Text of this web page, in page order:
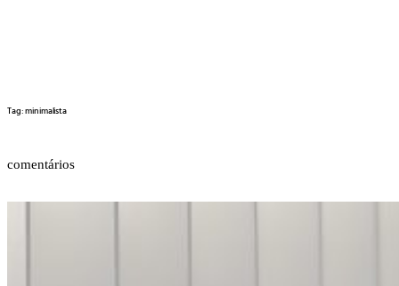
Tag: minimalista
comentários